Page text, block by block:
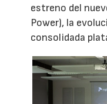
estreno del
Power), la
consolidada